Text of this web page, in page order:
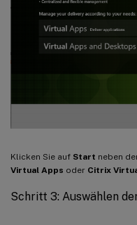
Klicken Sie auf Start neben
Virtual Apps oder Citrix
Schritt 3: Auswählen